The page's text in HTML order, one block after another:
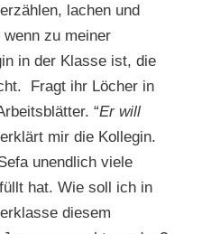
lachen und
zu meiner
in der Klasse ist, die
Fragt ihr Löcher in
“Er will
mir die Kollegin.
unendlich viele
hat. Wie soll ich in
diesem